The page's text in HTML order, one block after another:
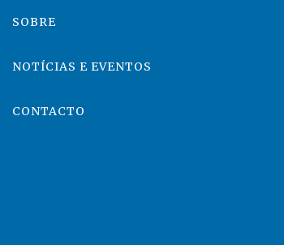
SOBRE
NOTÍCIAS E EVENTOS
CONTACTO